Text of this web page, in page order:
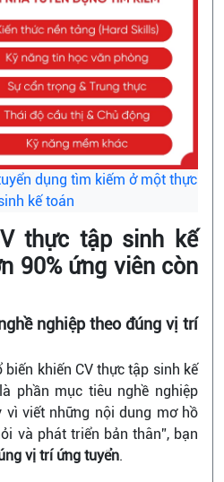
dụng tìm kiếm ở một thực
kế toán
thực tập sinh kế
90% ứng viên còn
nghiệp theo đúng vị trí
khiến CV thực tập sinh kế
phần mục tiêu nghề nghiệp
vì viết những nội dung mơ hồ
và phát triển bản thân”, bạn
vị trí ứng tuyển.